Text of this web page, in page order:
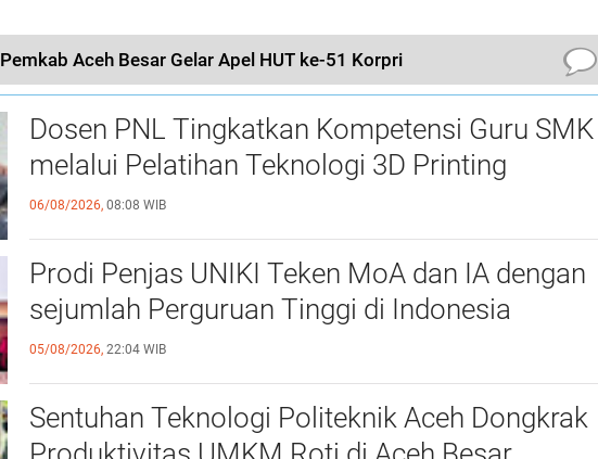
Pemkab Aceh Besar Gelar Apel HUT ke-51 Korpri
Dosen PNL Tingkatkan Kompetensi Guru SMK
melalui Pelatihan Teknologi 3D Printing
06/08/2026, 08:08 WIB
Prodi Penjas UNIKI Teken MoA dan IA dengan
sejumlah Perguruan Tinggi di Indonesia
05/08/2026, 22:04 WIB
Sentuhan Teknologi Politeknik Aceh Dongkrak